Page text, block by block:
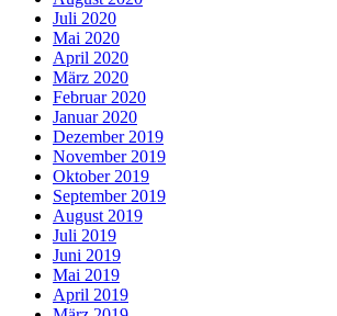
Juli 2020
Mai 2020
April 2020
März 2020
Februar 2020
Januar 2020
Dezember 2019
November 2019
Oktober 2019
September 2019
August 2019
Juli 2019
Juni 2019
Mai 2019
April 2019